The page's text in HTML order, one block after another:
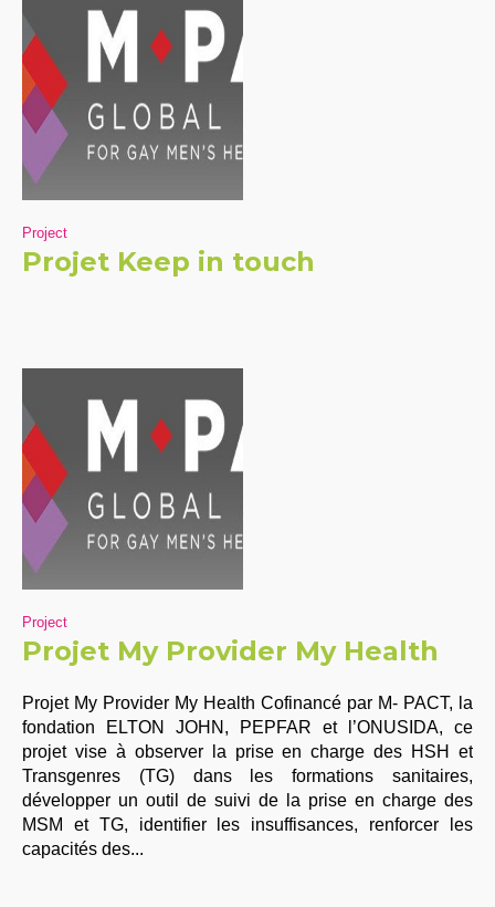
Project
Projet Keep in touch
Project
Projet My Provider My Health
Projet My Provider My Health Cofinancé par M- PACT, la
fondation ELTON JOHN, PEPFAR et l’ONUSIDA, ce
projet vise à observer la prise en charge des HSH et
Transgenres (TG) dans les formations sanitaires,
développer un outil de suivi de la prise en charge des
MSM et TG, identifier les insuffisances, renforcer les
capacités des...